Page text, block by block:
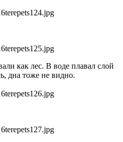
как лес. В воде плавал слой
дна тоже не видно.